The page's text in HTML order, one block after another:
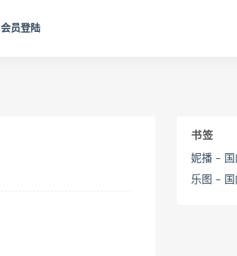
会员登陆
书签
妮播 –
乐图 –